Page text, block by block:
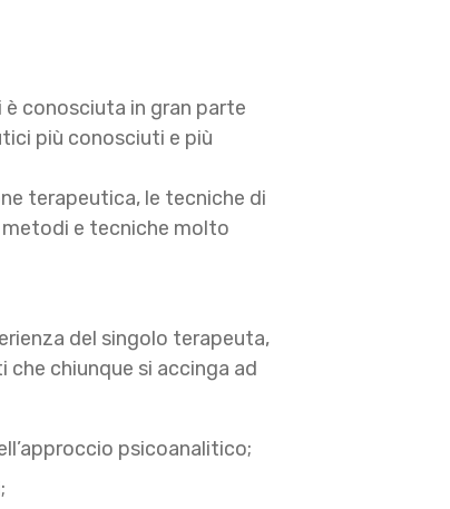
conosciuta in gran parte
più conosciuti e più
terapeutica, le tecniche di
e tecniche molto
del singolo terapeuta,
chiunque si accinga ad
psicoanalitico;